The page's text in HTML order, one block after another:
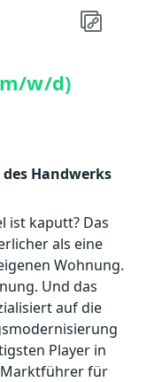
w/d)
Handwerks
ist kaputt? Das
als eine
Wohnung.
Und das
auf die
Player in
für